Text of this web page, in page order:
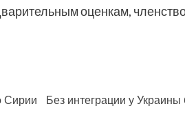
оценкам,
Сирии
Без интеграции у